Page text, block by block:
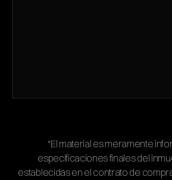
*El material es meramente
especificaciones finales del
establecidas en el contrato de